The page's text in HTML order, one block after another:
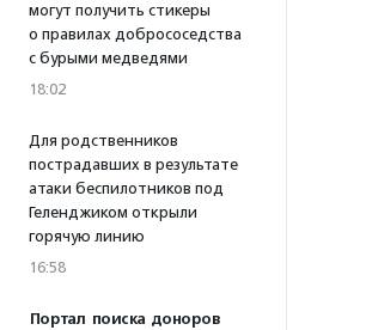
могут получить стикеры
о правилах добрососедства
с бурыми медведями
18:02
Для родственников
пострадавших в результате
атаки беспилотников под
Геленджиком открыли
горячую линию
16:58
Портал поиска доноров